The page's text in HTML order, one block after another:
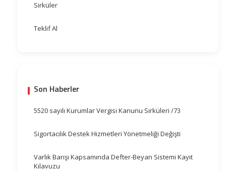
Sirküler
Teklif Al
Son Haberler
5520 sayılı Kurumlar Vergisi Kanunu Sirküleri /73
Sigortacılık Destek Hizmetleri Yönetmeliği Değişti
Varlık Barışı Kapsamında Defter-Beyan Sistemi Kayıt
Kılavuzu